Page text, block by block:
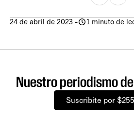
24 de abril de 2023 - 1 minuto de
Nuestro periodismo
Suscribite por